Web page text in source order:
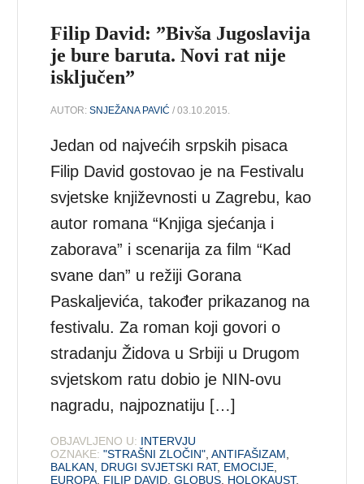
Filip David: ”Bivša Jugoslavija
je bure baruta. Novi rat nije
isključen”
AUTOR:SNJEŽANA PAVIĆ / 03.10.2015.
Jedan od najvećih srpskih pisaca
Filip David gostovao je na Festivalu
svjetske književnosti u Zagrebu, kao
autor romana “Knjiga sjećanja i
zaborava” i scenarija za film “Kad
svane dan” u režiji Gorana
Paskaljevića, također prikazanog na
festivalu. Za roman koji govori o
stradanju Židova u Srbiji u Drugom
svjetskom ratu dobio je NIN-ovu
nagradu, najpoznatiju […]
OBJAVLJENO U: INTERVJU
OZNAKE: "STRAŠNI ZLOČIN" ,ANTIFAŠIZAM
BALKAN
DRUGI SVJETSKI RAT, EMOCIJE
EUROPA FILIP DAVID ,GLOBUS HOLOKAUST,